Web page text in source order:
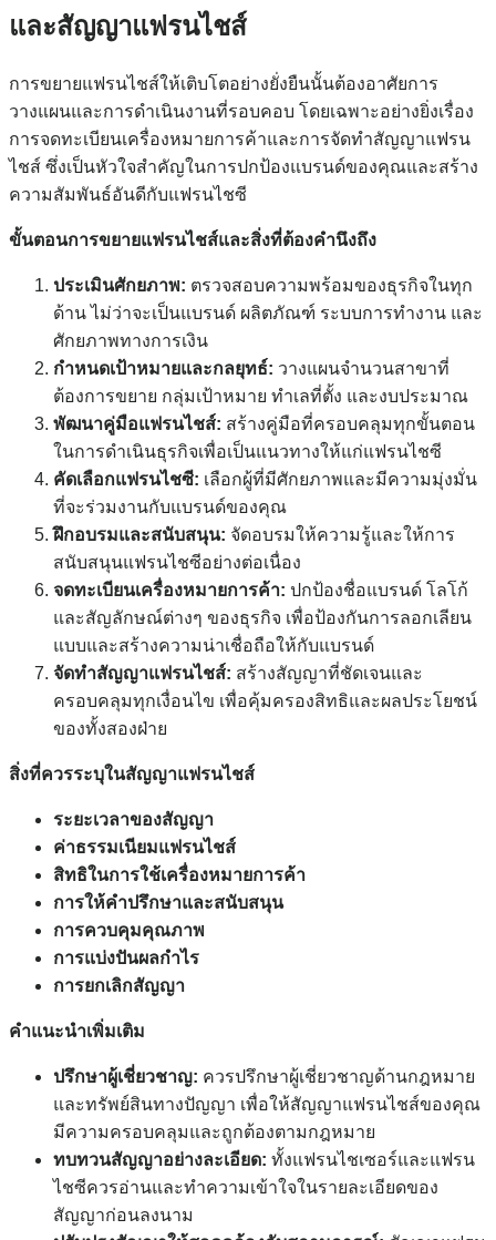
และสัญญาแฟรนไชส์
การขยายแฟรนไชส์ให้เติบโตอย่างยั่งยืนนั้นต้องอาศัยการ
วางแผนและการดำเนินงานที่รอบคอบ โดยเฉพาะอย่างยิ่งเรื่อง
การจดทะเบียนเครื่องหมายการค้าและการจัดทำสัญญาแฟรน
ไชส์ ซึ่งเป็นหัวใจสำคัญในการปกป้องแบรนด์ของคุณและสร้าง
ความสัมพันธ์อันดีกับแฟรนไชซี
ขั้นตอนการขยายแฟรนไชส์และสิ่งที่ต้องคำนึงถึง
ประเมินศักยภาพ: ตรวจสอบความพร้อมของธุรกิจในทุก
ด้าน ไม่ว่าจะเป็นแบรนด์ ผลิตภัณฑ์ ระบบการทำงาน และ
ศักยภาพทางการเงิน
กำหนดเป้าหมายและกลยุทธ์: วางแผนจำนวนสาขาที่
ต้องการขยาย กลุ่มเป้าหมาย ทำเลที่ตั้ง และงบประมาณ
พัฒนาคู่มือแฟรนไชส์: สร้างคู่มือที่ครอบคลุมทุกขั้นตอน
ในการดำเนินธุรกิจเพื่อเป็นแนวทางให้แก่แฟรนไชซี
คัดเลือกแฟรนไชซี: เลือกผู้ที่มีศักยภาพและมีความมุ่งมั่น
ที่จะร่วมงานกับแบรนด์ของคุณ
ฝึกอบรมและสนับสนุน: จัดอบรมให้ความรู้และให้การ
สนับสนุนแฟรนไชซีอย่างต่อเนื่อง
จดทะเบียนเครื่องหมายการค้า: ปกป้องชื่อแบรนด์ โลโก้
และสัญลักษณ์ต่างๆ ของธุรกิจ เพื่อป้องกันการลอกเลียน
แบบและสร้างความน่าเชื่อถือให้กับแบรนด์
จัดทำสัญญาแฟรนไชส์: สร้างสัญญาที่ชัดเจนและ
ครอบคลุมทุกเงื่อนไข เพื่อคุ้มครองสิทธิและผลประโยชน์
ของทั้งสองฝ่าย
สิ่งที่ควรระบุในสัญญาแฟรนไชส์
ระยะเวลาของสัญญา
ค่าธรรมเนียมแฟรนไชส์
สิทธิในการใช้เครื่องหมายการค้า
การให้คำปรึกษาและสนับสนุน
การควบคุมคุณภาพ
การแบ่งปันผลกำไร
การยกเลิกสัญญา
คำแนะนำเพิ่มเติม
ปรึกษาผู้เชี่ยวชาญ: ควรปรึกษาผู้เชี่ยวชาญด้านกฎหมาย
และทรัพย์สินทางปัญญา เพื่อให้สัญญาแฟรนไชส์ของคุณ
มีความครอบคลุมและถูกต้องตามกฎหมาย
ทบทวนสัญญาอย่างละเอียด: ทั้งแฟรนไชเซอร์และแฟรน
ไชซีควรอ่านและทำความเข้าใจในรายละเอียดของ
สัญญาก่อนลงนาม